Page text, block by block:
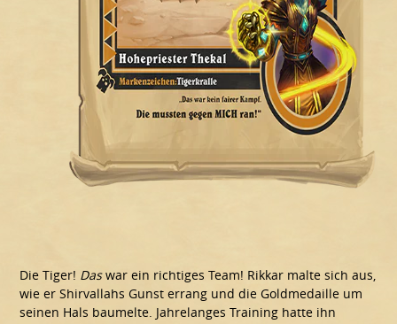
Die Tiger! Daswar ein richtiges Team! Rikkar malte sich aus,
wie er Shirvallahs Gunst errang und die Goldmedaille um
seinen Hals baumelte. Jahrelanges Training hatte ihn